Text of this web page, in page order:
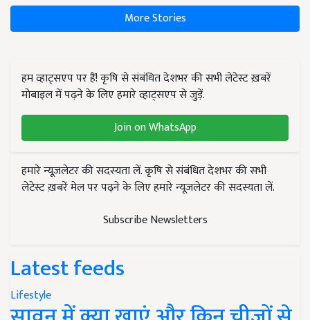
More Stories
हम व्हाट्सएप पर हैं! कृषि से संबंधित देशभर की सभी लेटेस्ट ख़बरें
मोबाइल में पढ़ने के लिए हमारे व्हाट्सएप से जुड़ें.
Join on WhatsApp
हमारे न्यूज़लेटर की सदस्यता लें. कृषि से संबंधित देशभर की सभी
लेटेस्ट ख़बरें मेल पर पढ़ने के लिए हमारे न्यूज़लेटर की सदस्यता लें.
Subscribe Newsletters
Latest feeds
Lifestyle